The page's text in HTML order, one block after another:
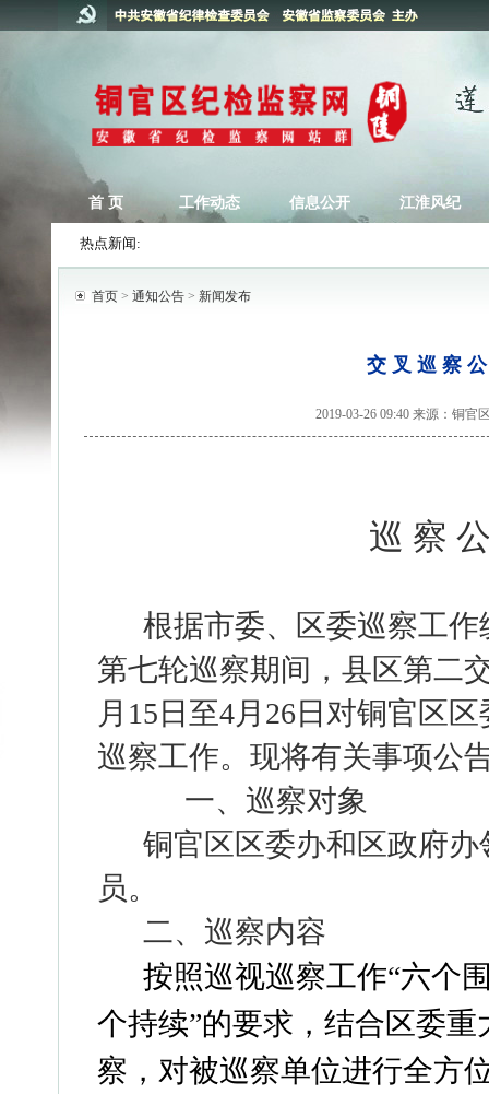
首 页 工作动态 信息公开 江淮风纪
热点新闻:
首页 > 通知公告 > 新闻发布
交 叉 巡 察
2019-03-26 09:40 来源：铜
巡 察
根据市委、区委巡察工作
第七轮巡察期间，县区第二
月 15 日至4月 26日对铜官区区
巡察工作。现将有关事项公
一、巡察对象
铜官区区委办和区政府
员。
二、巡察内容
按照巡视巡察工作“六个
个持续”的要求，结合区委
察，对被巡察单位进行全方